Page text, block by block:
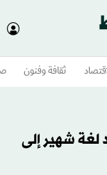
ثقافة وفنون
لغة شهير إلى